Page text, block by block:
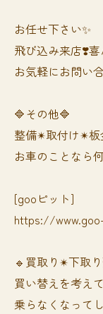
お任せ下さい✨
飛び込み来店❣️喜
お気軽にお問い
🔷その他🔷
整備✴︎取付け✴︎板
お車のことなら
[gooピット]
https://
🔹買取り✴︎下取
買い替えを考え
乗らなくなって